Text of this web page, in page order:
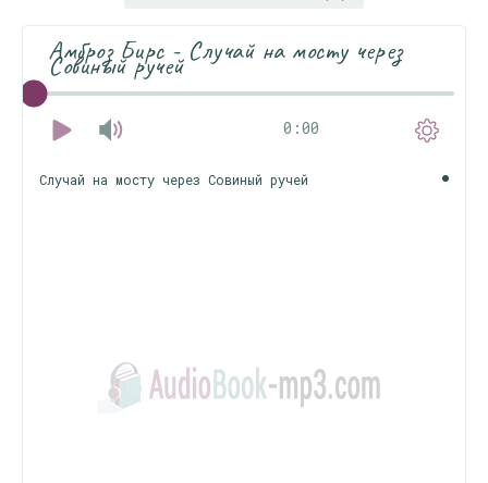
Амброз Бирс - Случай на мосту через
Совиный ручей
0:00
Случай на мосту через Совиный ручей